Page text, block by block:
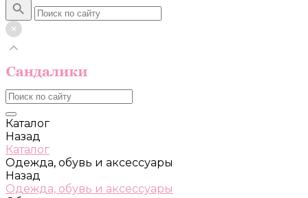
Каталог
Назад
Каталог
Одежда, обувь и аксессуары
Назад
Одежда, обувь и аксессуары